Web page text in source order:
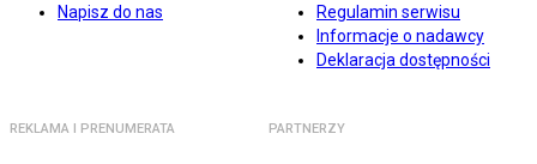
Napisz do nas
Regulamin serwisu
Informacje o nadawcy
Deklaracja dostępności
REKLAMA I PRENUMERATA PARTNERZY